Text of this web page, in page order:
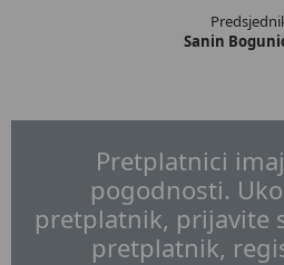
Sanin
Pretplatnici
pogodnosti.
pretplatnik, prijavite
pretplatnik,